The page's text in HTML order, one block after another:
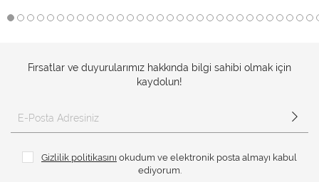
Fırsatlar ve duyurularımız hakkında bilgi sahibi olmak için
kaydolun!
Gizlilik politikasını okudum ve elektronik posta almayı kabul
ediyorum.